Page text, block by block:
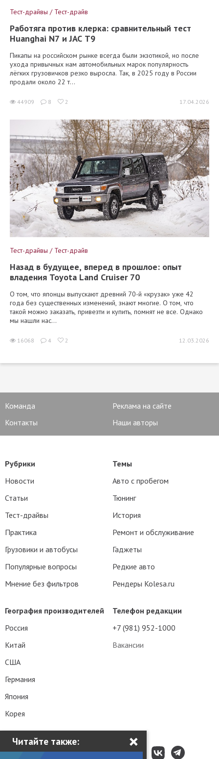
Читайте также: ×
Тест-драйвы / Тест-драйв
Работяга против клерка: сравнительный тест
Huanghai N7 и JAC T9
Пикапы на российском рынке всегда были экзотикой, но после
ухода привычных нам автомобильных марок популярность
лёгких грузовичков резко выросла. Так, в 2025 году в России
продали около 22 т...
44909 8 2 17.04.2026
Тест-драйвы / Тест-драйв
Назад в будущее, вперед в прошлое: опыт
владения Toyota Land Cruiser 70
О том, что японцы выпускают древний 70-й «крузак» уже 42
года без существенных изменений, знают многие. О том, что
такой можно заказать, привезти и купить, помнят не все. Однако
мы нашли нас...
16068 4 2 12.03.2026
Команда
Реклама на сайте
Контакты
Наши авторы
Телефон редакции
+7 (981) 952-1000
Вакансии
Рубрики
Новости
Статьи
Тест-драйвы
Практика
Грузовики и автобусы
Популярные вопросы
Мнение без фильтров
Темы
Авто с пробегом
Тюнинг
История
Ремонт и обслуживание
Гаджеты
Редкие авто
Рендеры Kolesa.ru
География производителей
Россия
Китай
США
Германия
Япония
Корея